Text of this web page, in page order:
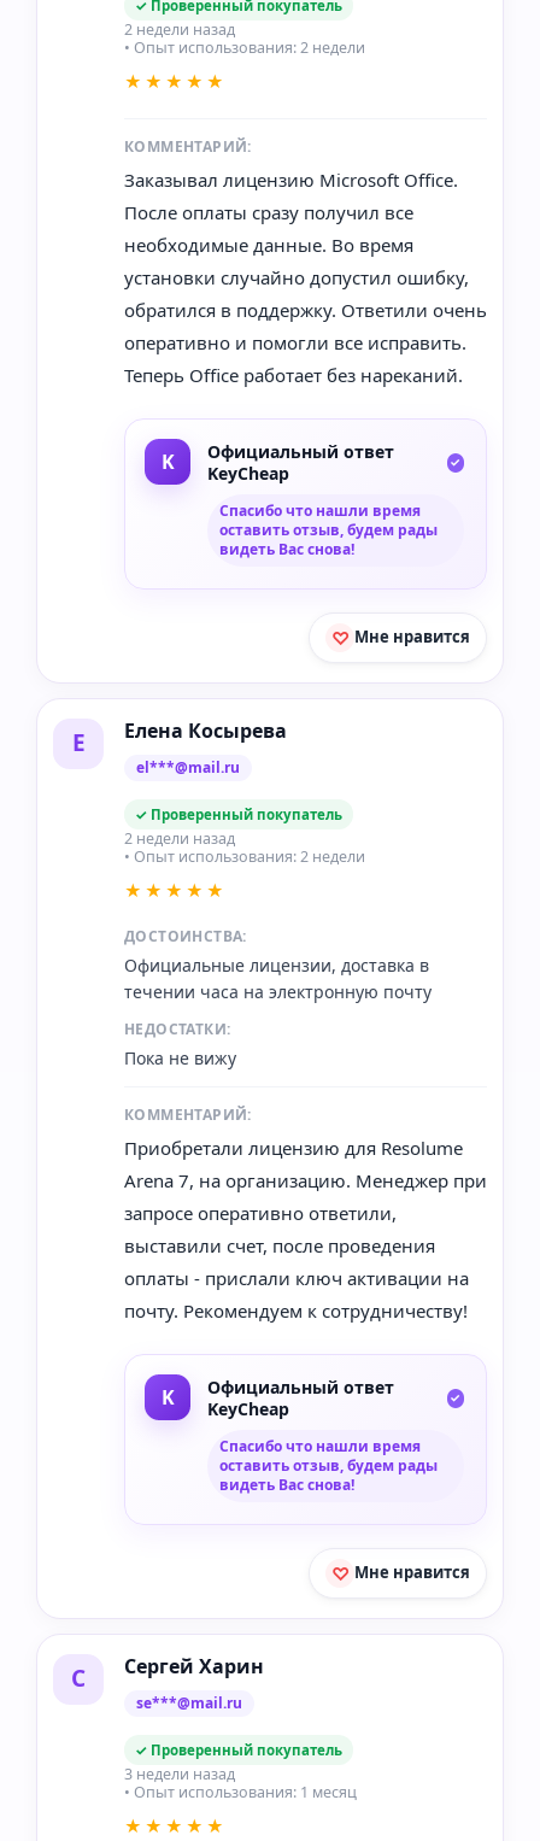
✓ Проверенный покупатель
2 недели назад
• Опыт использования: 2 недели
★★★★★
КОММЕНТАРИЙ:
Заказывал лицензию Microsoft Office.
После оплаты сразу получил все
необходимые данные. Во время
установки случайно допустил ошибку,
обратился в поддержку. Ответили очень
оперативно и помогли все исправить.
Теперь Office работает без нареканий.
Официальный ответ
KeyCheap
Спасибо что нашли время
оставить отзыв, будем рады
видеть Вас снова!
Мне нравится
Е Елена Косырева
el***@mail.ru
✓ Проверенный покупатель
2 недели назад
• Опыт использования: 2 недели
★★★★★
ДОСТОИНСТВА:
Официальные лицензии, доставка в
течении часа на электронную почту
НЕДОСТАТКИ:
Пока не вижу
КОММЕНТАРИЙ:
Приобретали лицензию для Resolume
Arena 7, на организацию. Менеджер при
запросе оперативно ответили,
выставили счет, после проведения
оплаты - прислали ключ активации на
почту. Рекомендуем к сотрудничеству!
Официальный ответ
KeyCheap
Спасибо что нашли время
оставить отзыв, будем рады
видеть Вас снова!
Мне нравится
С Сергей Харин
se***@mail.ru
✓ Проверенный покупатель
3 недели назад
• Опыт использования: 1 месяц
★★★★★